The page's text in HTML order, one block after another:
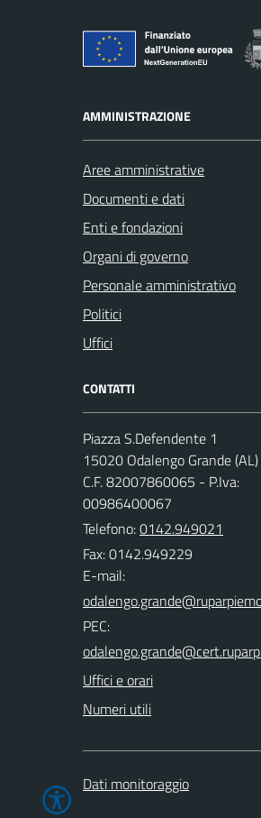
AMMINISTRAZIONE
Aree amministrative
Documenti e dati
Enti e fondazioni
Organi di governo
Personale amministrativo
Politici
Uffici
CONTATTI
Piazza S.Defendente 1
15020 Odalengo Grande (AL)
C.F. 82007860065 - P.Iva:
00986400067
Telefono:0142.949021
Fax: 0142.949229
E-mail:
PEC:
Uffici e orari
Numeri utili
Dati monitoraggio